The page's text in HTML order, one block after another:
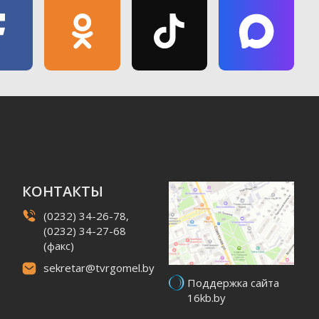
КОНТАКТЫ
(0232) 34-26-78,
(0232) 34-27-68
(факс)
sekretar@tvrgomel.by
Поддержка сайта
16kb.by